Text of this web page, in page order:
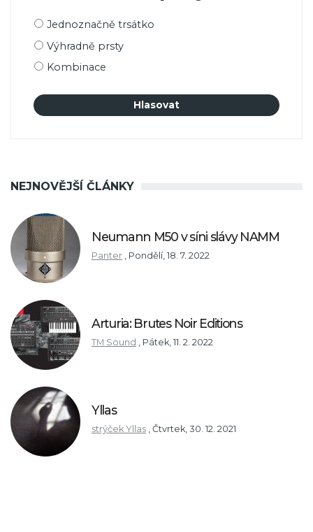
Možnosti
Jednoznačně trsátko
Výhradně prsty
Kombinace
NEJNOVĚJŠÍ ČLÁNKY
Neumann M50 v síni slávy NAMM
Panter , Pondělí, 18. 7. 2022
Arturia: Brutes Noir Editions
TM Sound , Pátek, 11. 2. 2022
Yllas
strýček Yllas , Čtvrtek, 30. 12. 2021